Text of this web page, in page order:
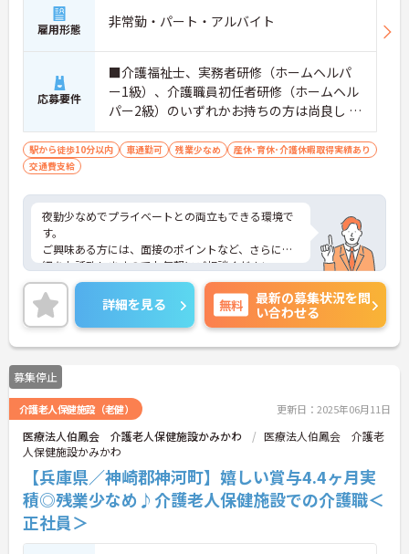
雇用形態 非常勤・パート・アルバイト
応募要件
■介護福祉士、実務者研修（ホームヘルパ
ー1級）、介護職員初任者研修（ホームヘル
パー2級）のいずれかお持ちの方は尚良し ※
経験のある方は尚良し ※未経験者、無資格
者応相談
駅から徒歩10分以内 車通勤可 残業少なめ
産休･育休･介護休暇取得実績あり
交通費支給
夜勤少なめでプライベートとの両立もできる環境で
す。
ご興味ある方には、面接のポイントなど、さらに詳
細をお話致しますのでお気軽にご相談ください。
詳細を見る 無料
最新の募集状況を問
い合わせる
募集停止
介護老人保健施設（老健） 更新日：2025年06月11日
医療法人伯鳳会 介護老人保健施設かみかわ
医療法人伯鳳会 介護老
人保健施設かみかわ
【兵庫県／神崎郡神河町】嬉しい賞与4.4ヶ月実
積◎残業少なめ♪介護老人保健施設での介護職＜
正社員＞